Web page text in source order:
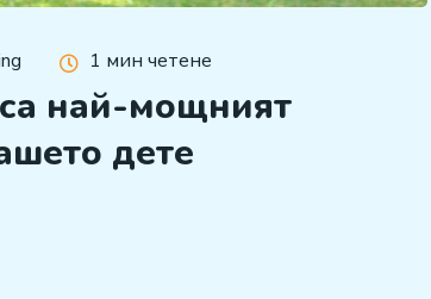
1 мин четене
най-мощният
дете